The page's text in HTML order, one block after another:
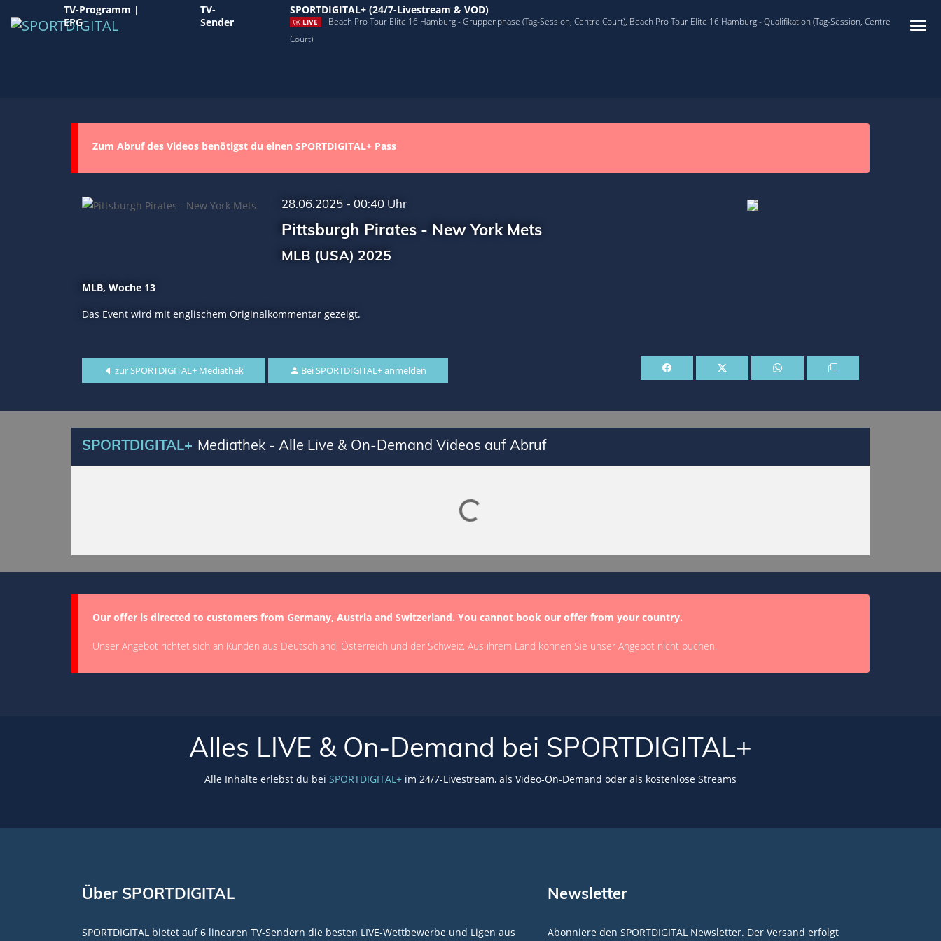
TV-Programm |
EPG
TV-
Sender
SPORTDIGITAL+ (24/7-Livestream & VOD)
LIVE
Beach Pro Tour Elite 16 Hamburg - Gruppenphase (Tag-Session, Centre Court), Beach Pro Tour Elite 16 Hamburg - Qualifikation (Tag-Session, Centre
Court)
Zum Abruf des Videos benötigst du einen SPORTDIGITAL+ Pass
28.06.2025 - 00:40 Uhr
Pittsburgh Pirates - New York Mets
MLB (USA) 2025
MLB, Woche 13
Das Event wird mit englischem Originalkommentar gezeigt.
zur SPORTDIGITAL+ Mediathek Bei SPORTDIGITAL+ anmelden
SPORTDIGITAL+ Mediathek - Alle Live & On-Demand Videos auf Abruf
Lade SPORTDIGITAL+ Mediathek
Our offer is directed to customers from Germany, Austria and Switzerland. You cannot book our offer from your country.
Unser Angebot richtet sich an Kunden aus Deutschland, Österreich und der Schweiz. Aus ihrem Land können Sie unser Angebot nicht buchen.
Alles LIVE & On-Demand bei SPORTDIGITAL+
Alle Inhalte erlebst du bei SPORTDIGITAL+ im 24/7-Livestream, als Video-On-Demand oder als kostenlose Streams
Über SPORTDIGITAL
SPORTDIGITAL bietet auf 6 linearen TV-Sendern die besten LIVE-Wettbewerbe und Ligen aus
Newsletter
Abonniere den SPORTDIGITAL Newsletter. Der Versand erfolgt